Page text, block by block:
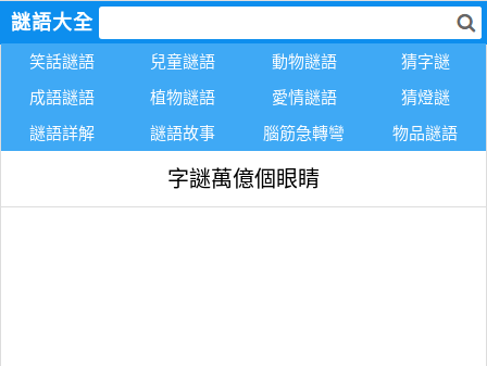
謎語大全
笑話謎語 兒童謎語 動物謎語
猜字謎
成語謎語
植物謎語 愛情謎語
猜燈謎
謎語詳解
謎語故事 腦筋急轉彎 物品謎語
字謎萬億個眼睛